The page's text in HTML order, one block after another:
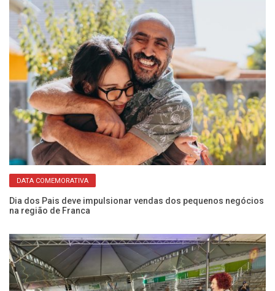
DATA COMEMORATIVA
Dia dos Pais deve impulsionar vendas dos pequenos negócios
na região de Franca